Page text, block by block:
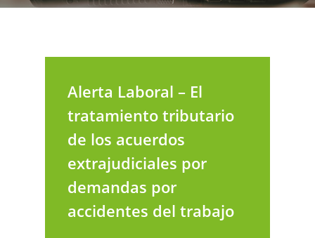
Alerta Laboral – El
tratamiento tributario
de los acuerdos
extrajudiciales por
demandas por
accidentes del trabajo